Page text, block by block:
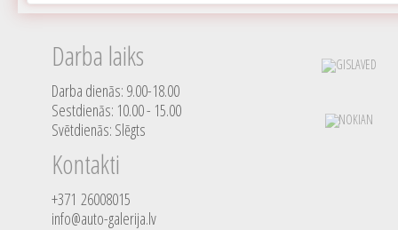
Darba laiks
Darba dienās: 9.00-18.00
Sestdienās: 10.00 - 15.00
Svētdienās: Slēgts
Kontakti
+371 26008015
info@auto-galerija.lv